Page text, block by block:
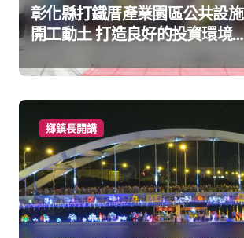
彰化縣打鐵厝產業園區公共設施
開工動土 打造良好的投資環境讓
鄉鎮長開講